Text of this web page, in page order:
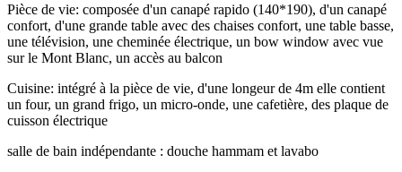
Pièce de vie: composée d'un canapé rapido (140*190), d'un canapé
confort, d'une grande table avec des chaises confort, une table basse,
une télévision, une cheminée électrique, un bow window avec vue
sur le Mont Blanc, un accès au balcon
Cuisine: intégré à la pièce de vie, d'une longeur de 4m elle contient
un four, un grand frigo, un micro-onde, une cafetière, des plaque de
cuisson électrique
salle de bain indépendante : douche hammam et lavabo